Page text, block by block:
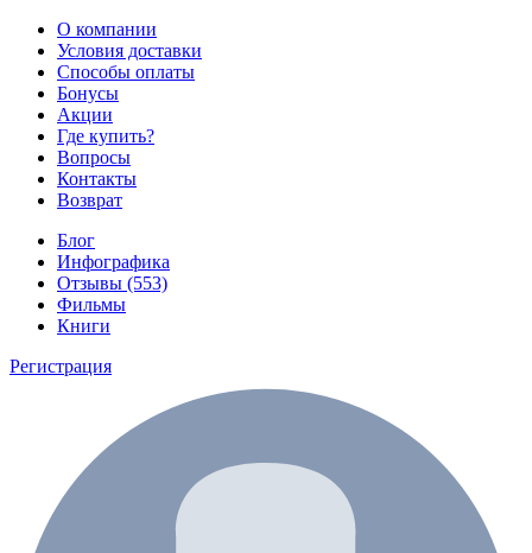
О компании
Условия доставки
Способы оплаты
Бонусы
Акции
Где купить?
Вопросы
Контакты
Возврат
Блог
Инфографика
Отзывы (553)
Фильмы
Книги
Регистрация